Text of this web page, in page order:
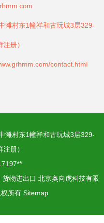
滩村东1幢祥和古玩城3层329-
册）
contact.html
滩村东1幢祥和古玩城3层329-
册）
货物进出口 北京奥向虎科技有限
权所有 Sitemap